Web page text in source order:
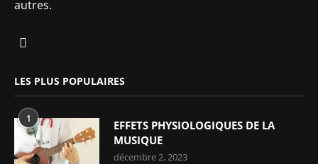
autres.
LES PLUS POPULAIRES
1
EFFETS PHYSIOLOGIQUES DE LA
MUSIQUE
décembre 2, 2023